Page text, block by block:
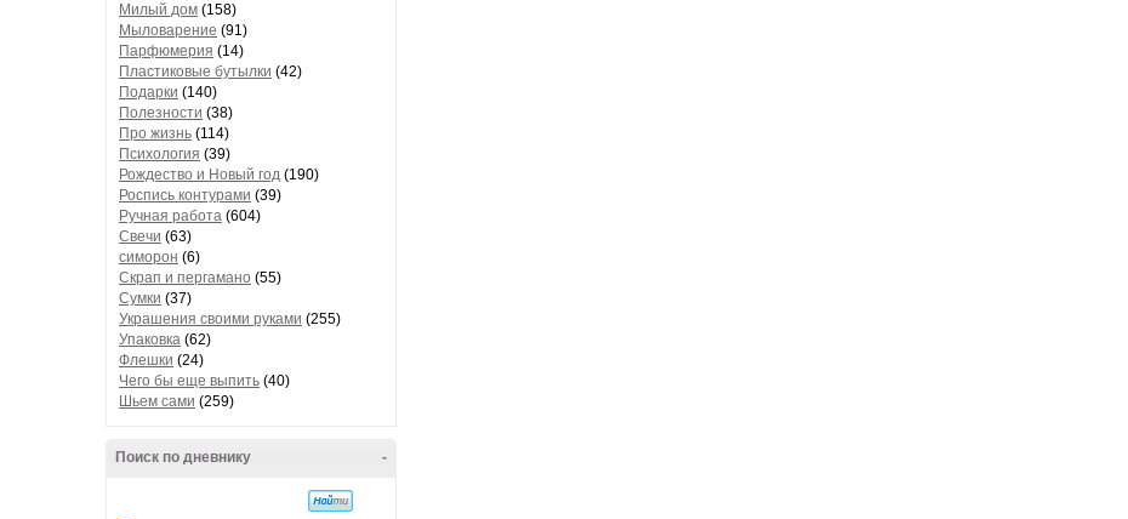
Милый дом (158)
Мыловарение (91)
Парфюмерия (14)
Пластиковые бутылки (42)
Подарки (140)
Полезности (38)
Про жизнь (114)
Психология (39)
Рождество и Новый год (190)
Роспись контурами (39)
Ручная работа (604)
Свечи (63)
симорон (6)
Скрап и пергамано (55)
Сумки (37)
Украшения своими руками (255)
Упаковка (62)
Флешки (24)
Чего бы еще выпить (40)
Шьем сами (259)
-
Поиск по дневнику